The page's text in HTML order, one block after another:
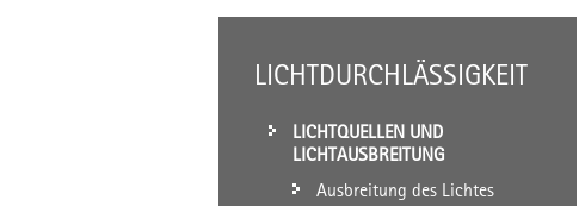
LICHTDURCHLÄSSIGKEIT
LICHTQUELLEN UND
LICHTAUSBREITUNG
Ausbreitung des Lichtes